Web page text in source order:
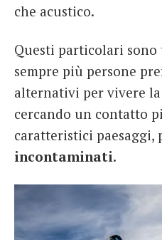
che acustico.
Questi particolari
sempre più persone
alternativi per vivere
cercando un contatto
caratteristici paesaggi,
incontaminati.